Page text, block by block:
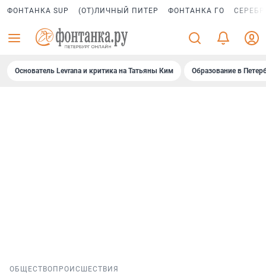
ФОНТАНКА SUP (ОТ)ЛИЧНЫЙ ПИТЕР ФОНТАНКА ГО
Основатель Levrana и критика на Татьяны Ким Образование в
ОБЩЕСТВО ПРОИСШЕСТВИЯ